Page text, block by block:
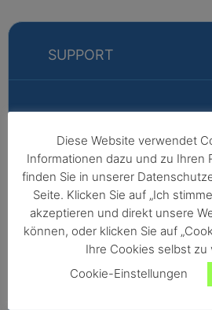
SUPPORT
Markus
Fabian
Afrika,
Diese Website verwendet
Informationen dazu und zu Ihren
finden Sie in unserer
Seite. Klicken Sie auf „Ich
akzeptieren und direkt unsere
können, oder klicken Sie auf
Ihre Cookies selbst zu
Cookie-Einstellungen